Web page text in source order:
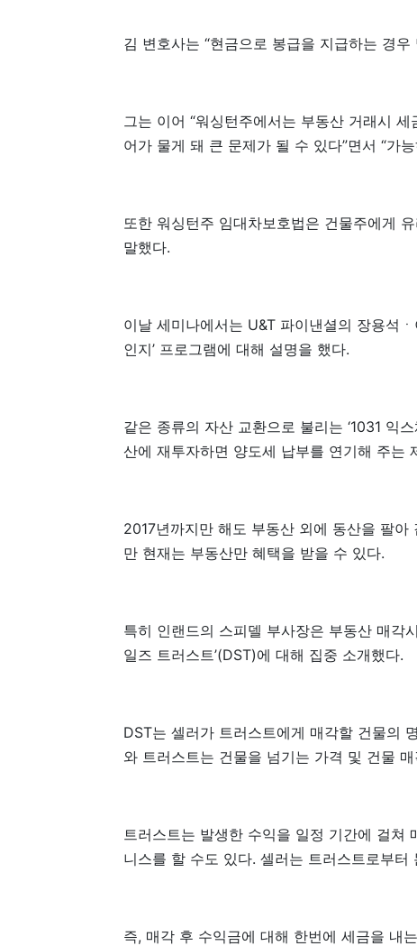
김 변호사는 “현금으로 봉급을 지급하는 경
그는 이어 “워싱턴주에서는 부동산 거래시
어가 물게 돼 큰 문제가 될 수 있다”면서 “가
또한 워싱턴주 임대차보호법은 건물주에게
말했다.
이날 세미나에서는 U&T 파이낸셜의 장용석
인지’ 프로그램에 대해 설명을 했다.
같은 종류의 자산 교환으로 불리는 ‘1031 익
산에 재투자하면 양도세 납부를 연기해 주는
2017년까지만 해도 부동산 외에 동산을 팔
만 현재는 부동산만 혜택을 받을 수 있다.
특히 인랜드의 스피델 부사장은 부동산 매각
일즈 트러스트’(DST)에 대해 집중 소개했다.
DST는 셀러가 트러스트에게 매각할 건물의
와 트러스트는 건물을 넘기는 가격 및 건물
트러스트는 발생한 수익을 일정 기간에 걸쳐
니스를 할 수도 있다. 셀러는 트러스트로부
즉, 매각 후 수익금에 대해 한번에 세금을 내